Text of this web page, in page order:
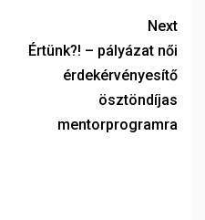
Next
Értünk?! – pályázat női
érdekérvényesítő
ösztöndíjas
mentorprogramra